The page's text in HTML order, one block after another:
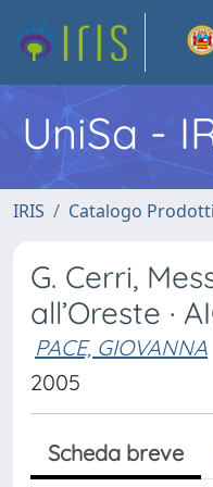
UniSa -
IRIS Catalogo
G. Cerri,
all’Oreste ·
PACE, GIOVANNA
2005
Scheda breve